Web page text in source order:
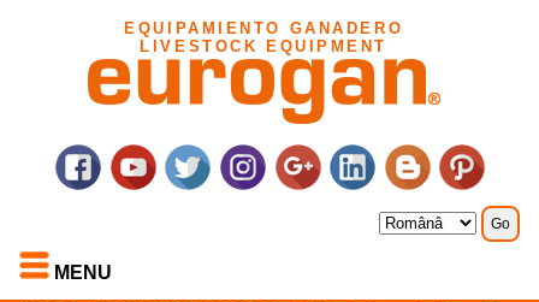
EQUIPAMIENTO GANADERO
LIVESTOCK EQUIPMENT
MENU